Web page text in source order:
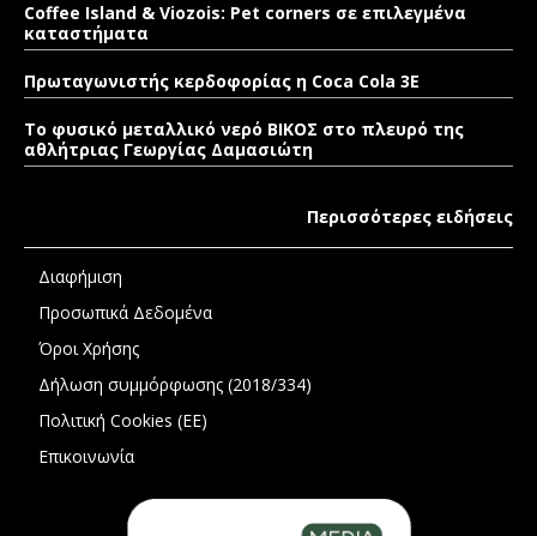
Coffee Island & Viozois: Pet corners σε επιλεγμένα
καταστήματα
Πρωταγωνιστής κερδοφορίας η Coca Cola 3E
Το φυσικό μεταλλικό νερό ΒΙΚΟΣ στο πλευρό της
αθλήτριας Γεωργίας Δαμασιώτη
Περισσότερες ειδήσεις
Διαφήμιση
Προσωπικά Δεδομένα
Όροι Χρήσης
Δήλωση συμμόρφωσης (2018/334)
Πολιτική Cookies (ΕΕ)
Επικοινωνία